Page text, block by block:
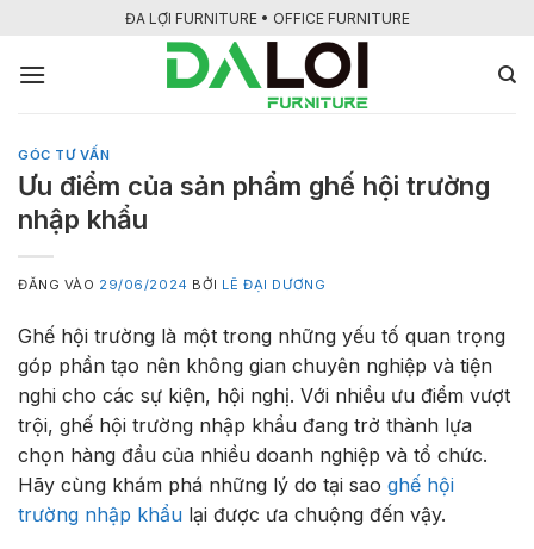
nội
ĐA LỢI FURNITURE • OFFICE FURNITURE
GÓC TƯ VẤN
Ưu điểm của sản phẩm ghế hội trường
nhập khẩu
ĐĂNG VÀO 29/06/2024 BỞI LÊ ĐẠI DƯƠNG
Ghế hội trường là một trong những yếu tố quan trọng
góp phần tạo nên không gian chuyên nghiệp và tiện
nghi cho các sự kiện, hội nghị. Với nhiều ưu điểm vượt
trội, ghế hội trường nhập khẩu đang trở thành lựa
chọn hàng đầu của nhiều doanh nghiệp và tổ chức.
Hãy cùng khám phá những lý do tại sao ghế hội
trường nhập khẩu lại được ưa chuộng đến vậy.